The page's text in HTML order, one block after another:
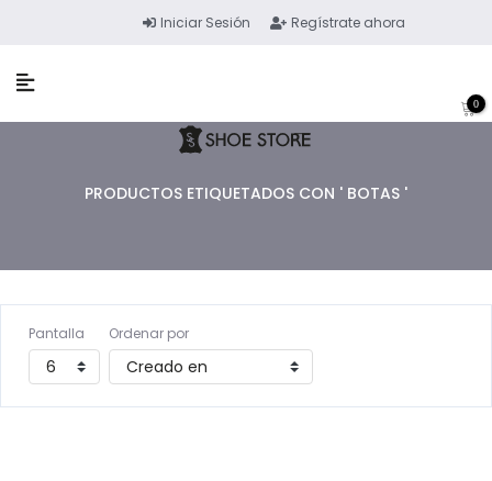
Iniciar Sesión Regístrate ahora
0
PRODUCTOS ETIQUETADOS CON ' BOTAS '
Pantalla Ordenar por